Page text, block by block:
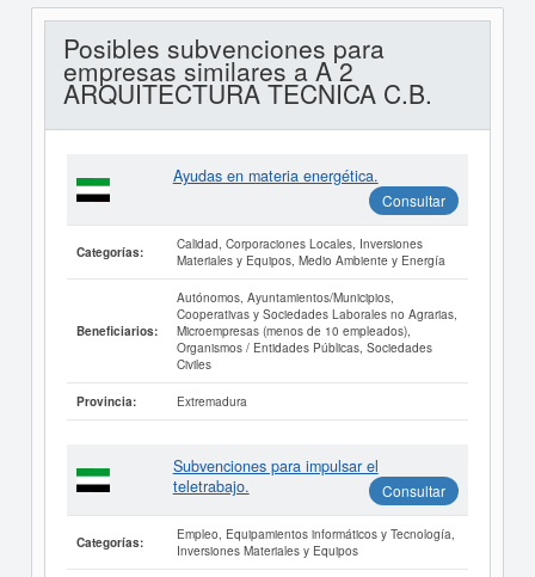
Posibles subvenciones para
empresas similares a A 2
ARQUITECTURA TECNICA C.B.
Ayudas en materia energética.
Consultar
Categorías:
Calidad, Corporaciones Locales, Inversiones
Materiales y Equipos, Medio Ambiente y Energía
Beneficiarios:
Autónomos, Ayuntamientos/Municipios,
Cooperativas y Sociedades Laborales no Agrarias,
Microempresas (menos de 10 empleados),
Organismos / Entidades Públicas, Sociedades
Civiles
Provincia: Extremadura
Subvenciones para impulsar el
teletrabajo.
Consultar
Categorías:
Empleo, Equipamientos informáticos y Tecnología,
Inversiones Materiales y Equipos